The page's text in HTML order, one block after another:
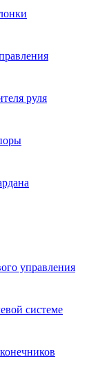
руля
управления
системе